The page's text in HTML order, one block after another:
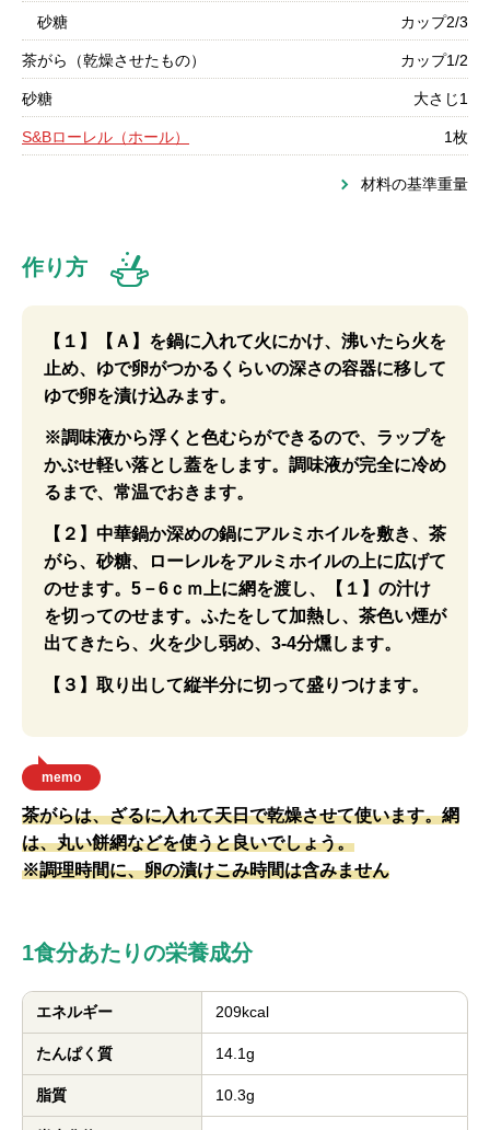
砂糖 カップ2/3
茶がら（乾燥させたもの） カップ1/2
砂糖 大さじ1
S&Bローレル（ホール） 1枚
材料の基準重量
作り方
【１】【Ａ】を鍋に入れて火にかけ、沸いたら火を
止め、ゆで卵がつかるくらいの深さの容器に移して
ゆで卵を漬け込みます。
※調味液から浮くと色むらができるので、ラップを
かぶせ軽い落とし蓋をします。調味液が完全に冷め
るまで、常温でおきます。
【２】中華鍋か深めの鍋にアルミホイルを敷き、茶
がら、砂糖、ローレルをアルミホイルの上に広げて
のせます。5－6ｃｍ上に網を渡し、【１】の汁け
を切ってのせます。ふたをして加熱し、茶色い煙が
出てきたら、火を少し弱め、3-4分燻します。
【３】取り出して縦半分に切って盛りつけます。
memo
茶がらは、ざるに入れて天日で乾燥させて使います。網
は、丸い餅網などを使うと良いでしょう。
※調理時間に、卵の漬けこみ時間は含みません
1食分あたりの栄養成分
エネルギー 209kcal
たんぱく質 14.1g
脂質 10.3g